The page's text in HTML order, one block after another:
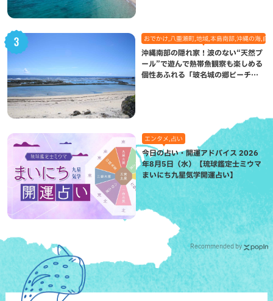
おでかけ,八重瀬町,地域,本島南部,沖縄の海,自
沖縄南部の隠れ家！波のない“天然プ
ール”で遊んで熱帯魚観察も楽しめる
個性あふれる「玻名城の郷ビーチ」
エンタメ,占い
今日の占い・開運アドバイス 2026
年8月5日（水）【琉球鑑定士ミウマ
まいにち九星気学開運占い】
Recommended by